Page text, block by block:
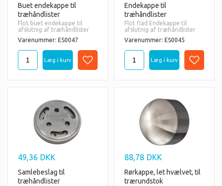
Buet endekappe til
træhåndlister
Flot buet endekappe til
afslutnig af træhåndlister
Varenummer: ES0047
Endekappe til
træhåndlister
Flot flad Endekappe til
afslutnig af træhåndlister
Varenummer: ES0045
49,36 DKK
Samlebeslag til
træhåndlister
88,78 DKK
Rørkappe, let hvælvet, til
trærundstok